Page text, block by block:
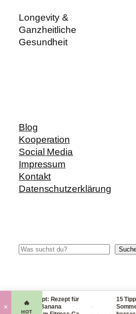
Longevity &
Ganzheitliche
Gesundheit
Blog
Kooperation
Social Media
Impressum
Kontakt
Datenschutzerklärung
Suchen
× 🔥
HOT
Blitzrezept: Rezept für
leckere Banana
15 Tipps